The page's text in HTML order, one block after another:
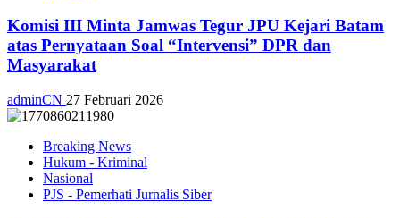
Komisi III Minta Jamwas Tegur JPU Kejari Batam
atas Pernyataan Soal “Intervensi” DPR dan
Masyarakat
adminCN 27 Februari 2026
Breaking News
Hukum - Kriminal
Nasional
PJS - Pemerhati Jurnalis Siber